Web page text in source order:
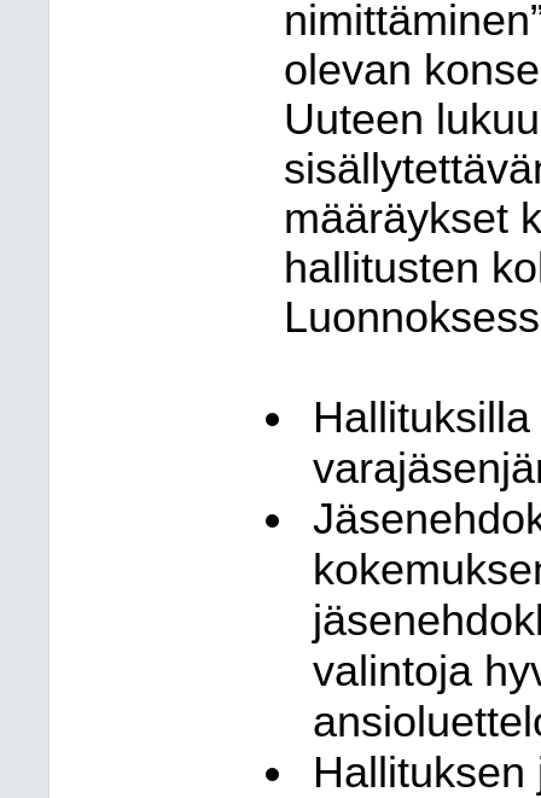
olevan
Uuteen
määräykset
hallitusten
valintoja